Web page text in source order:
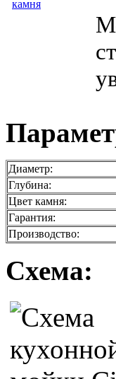
Диаметр:
Глубина:
Цвет камня:
Гарантия:
Производство:
Схема: